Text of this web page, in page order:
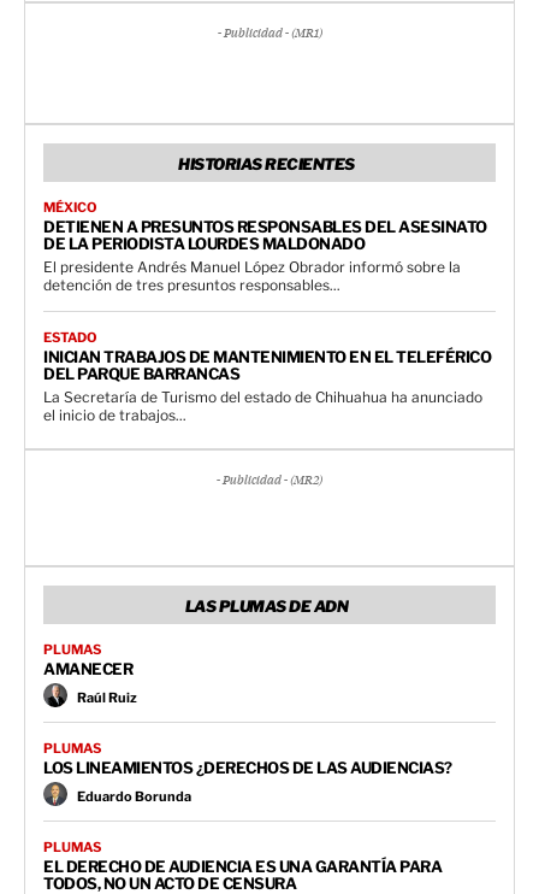
- Publicidad - (MR1)
HISTORIAS RECIENTES
MÉXICO
DETIENEN A PRESUNTOS RESPONSABLES DEL ASESINATO
DE LA PERIODISTA LOURDES MALDONADO
El presidente Andrés Manuel López Obrador informó sobre la
detención de tres presuntos responsables...
ESTADO
INICIAN TRABAJOS DE MANTENIMIENTO EN EL TELEFÉRICO
DEL PARQUE BARRANCAS
La Secretaría de Turismo del estado de Chihuahua ha anunciado
el inicio de trabajos...
- Publicidad - (MR2)
LAS PLUMAS DE ADN
PLUMAS
AMANECER
Raúl Ruiz
PLUMAS
LOS LINEAMIENTOS ¿DERECHOS DE LAS AUDIENCIAS?
Eduardo Borunda
PLUMAS
EL DERECHO DE AUDIENCIA ES UNA GARANTÍA PARA
TODOS, NO UN ACTO DE CENSURA